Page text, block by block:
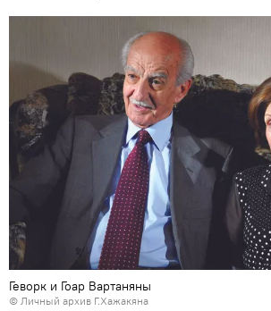
Геворк и Гоар Вартаняны
© Личный архив Г.Хажакяна